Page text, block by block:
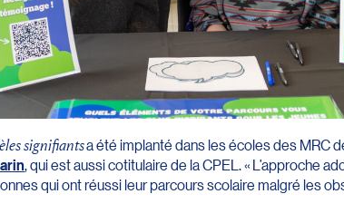
signifiantsa été implanté dans les écoles des MRC
, qui est aussi cotitulaire de la CPEL. « L’approche
qui ont réussi leur parcours scolaire malgré les